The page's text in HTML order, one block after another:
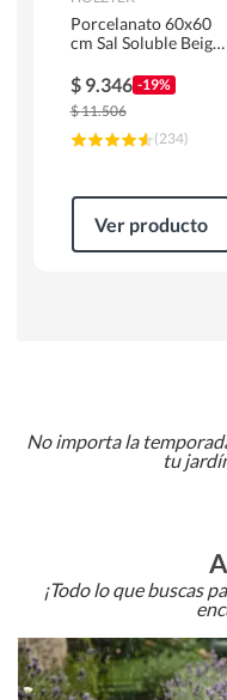
Porcelanato 60x60
cm Sal Soluble Beige
$ 9.346 -19%
$11.506
(234)
Ver producto
No importa la
tu
¡Todo lo que buscas